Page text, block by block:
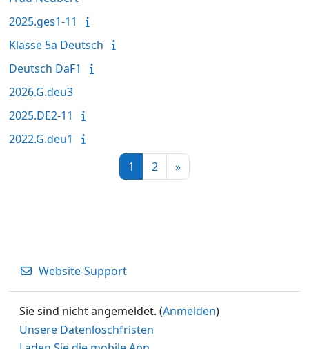
2025.ges1-11
Klasse 5a Deutsch
Deutsch DaF1
2026.G.deu3
2025.DE2-11
2022.G.deu1
1 Seite 1
2 Seite 2
»Nächste Seite
Website-Support
Sie sind nicht angemeldet. (Anmelden)
Unsere Datenlöschfristen